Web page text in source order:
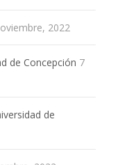
2022
de Concepción 7
de